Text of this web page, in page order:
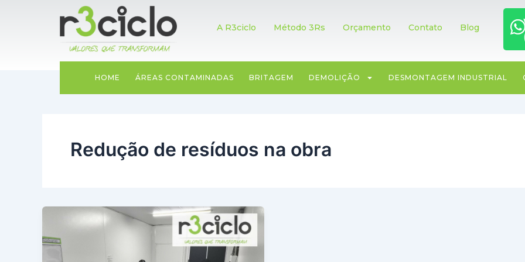
HOME A R3CICLO MÉTODO 3RS OBRAS CLIENTES
A R3ciclo Método 3Rs Orçamento Contato Blog
HOME ÁREAS CONTAMINADAS BRITAGEM DEMOLIÇÃO DESMONTAGEM INDUSTRIAL
Redução de resíduos na obra